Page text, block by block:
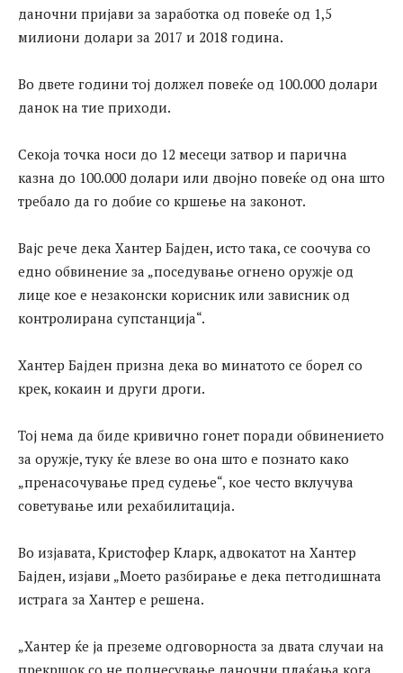
даночни пријави за заработка од повеќе од 1,5
милиони долари за 2017 и 2018 година.
Во двете години тој должел повеќе од 100.000 долари
данок на тие приходи.
Секоја точка носи до 12 месеци затвор и парична
казна до 100.000 долари или двојно повеќе од она што
требало да го добие со кршење на законот.
Вајс рече дека Хантер Бајден, исто така, се соочува со
едно обвинение за „поседување огнено оружје од
лице кое е незаконски корисник или зависник од
контролирана супстанција“.
Хантер Бајден призна дека во минатото се борел со
крек, кокаин и други дроги.
Тој нема да биде кривично гонет поради обвинението
за оружје, туку ќе влезе во она што е познато како
„пренасочување пред судење“, кое често вклучува
советување или рехабилитација.
Во изјавата, Кристофер Кларк, адвокатот на Хантер
Бајден, изјави „Моето разбирање е дека петгодишната
истрага за Хантер е решена.
„Хантер ќе ја преземе одговорноста за двата случаи на
прекршок со не поднесување даночни плаќања кога